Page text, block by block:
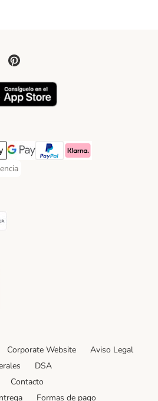
Payment Method
Pay Payment Method
Google Pay Payment Method
PayPal Payment Method
Klarna Payment Method
Payment Method
Method
Shipping Method
paack Shipping Method
Corporate Website
Aviso Legal
DSA
Contacto
Formas de pago